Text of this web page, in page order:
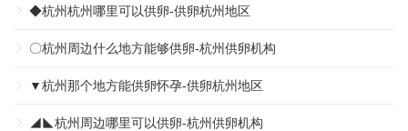
◆杭州杭州哪里可以供卵-供卵杭州地区
〇杭州周边什么地方能够供卵-杭州供卵机构
▼杭州那个地方能供卵怀孕-供卵杭州地区
◢◣杭州周边哪里可以供卵-杭州供卵机构